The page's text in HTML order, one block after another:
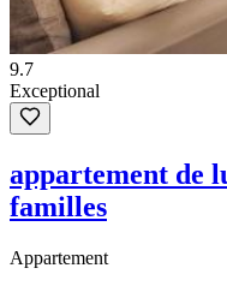
9.7
Exceptional
appartement de
familles
Appartement